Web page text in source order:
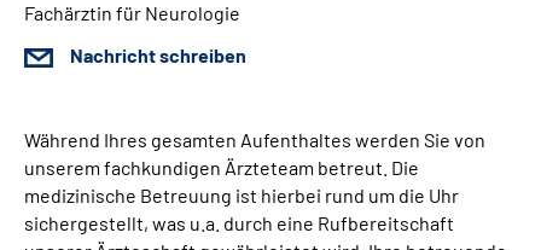
Fachärztin für Neurologie
Nachricht schreiben
Während Ihres gesamten Aufenthaltes werden Sie von
unserem fachkundigen Ärzteteam betreut. Die
medizinische Betreuung ist hierbei rund um die Uhr
sichergestellt, was u.a. durch eine Rufbereitschaft